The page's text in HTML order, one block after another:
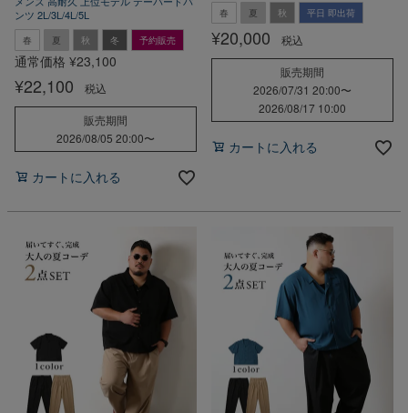
ンツ 2L/3L/4L/5L
春 夏 秋 冬 予約販売
通常価格 ¥23,100
¥22,100 税込
販売期間
2026/08/05 20:00〜
カートに入れる
春 夏 秋 平日 即出荷
¥20,000 税込
販売期間
2026/07/31 20:00〜
2026/08/17 10:00
カートに入れる